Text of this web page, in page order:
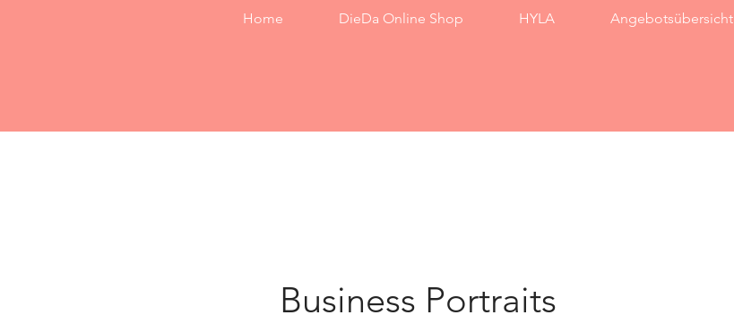
Home DieDa Online Shop HYLA Angebotsübersicht
Business Portraits